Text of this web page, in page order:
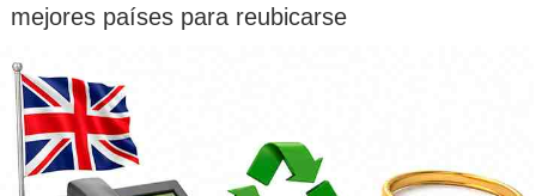
mejores países para reubicarse